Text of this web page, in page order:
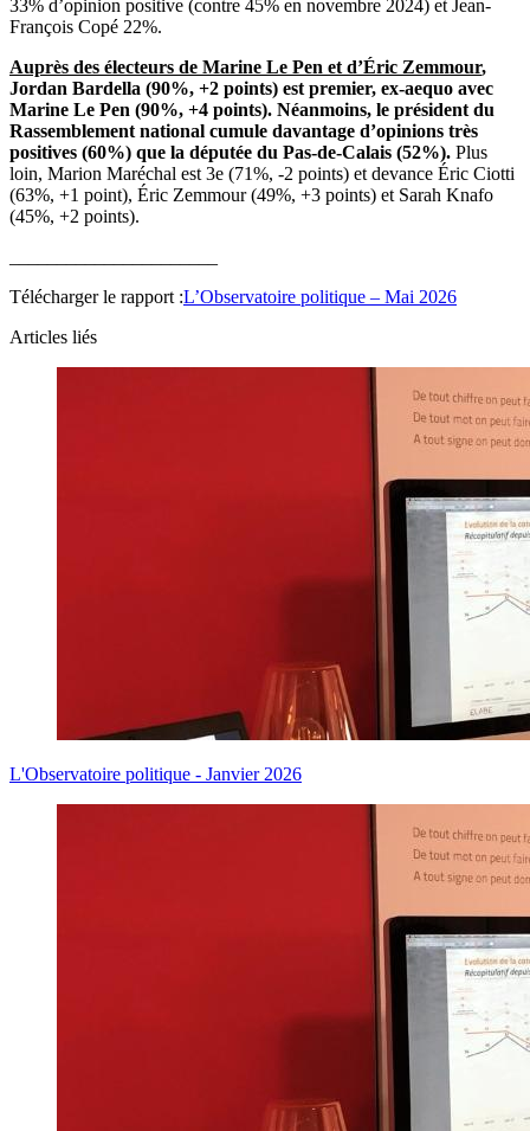
33% d’opinion positive (contre 45% en novembre 2024) et Jean-
François Copé 22%.
Auprès des électeurs de Marine Le Pen et d’Éric Zemmour,
Jordan Bardella (90%, +2 points) est premier, ex-aequo avec
Marine Le Pen (90%, +4 points). Néanmoins, le président du
Rassemblement national cumule davantage d’opinions très
positives (60%) que la députée du Pas-de-Calais (52%). Plus
loin, Marion Maréchal est 3e (71%, -2 points) et devance Éric Ciotti
(63%, +1 point), Éric Zemmour (49%, +3 points) et Sarah Knafo
(45%, +2 points).
Télécharger le rapport :L’Observatoire politique – Mai 2026
Articles liés
L'Observatoire politique - Janvier 2026